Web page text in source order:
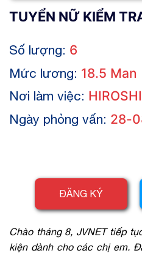
TUYỂN NỮ KIỂM
Số lượng: 6
Mức lương: 18.5 Man
Nơi làm việc:
Ngày phỏng vấn: 28-
ĐĂNG KÝ
Chào tháng 8, JVNET tiếp
kiện dành cho các chị em.